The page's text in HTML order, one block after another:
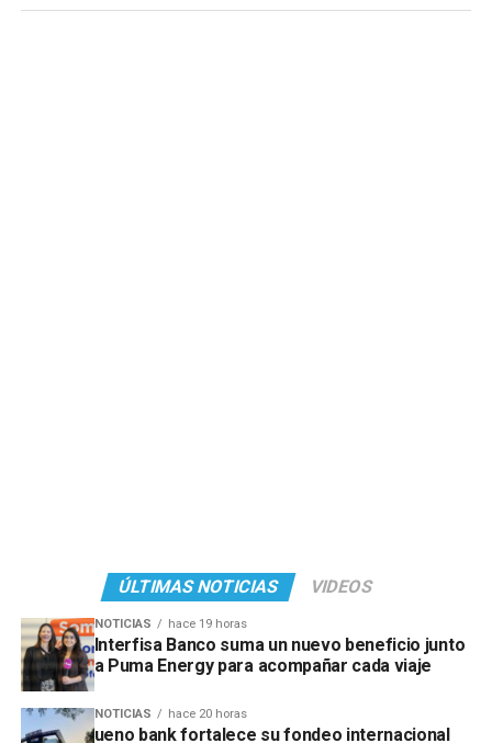
ÚLTIMAS NOTICIAS VIDEOS
NOTICIAS hace 19 horas
Interfisa Banco suma un nuevo beneficio junto
a Puma Energy para acompañar cada viaje
NOTICIAS hace 20 horas
ueno bank fortalece su fondeo internacional